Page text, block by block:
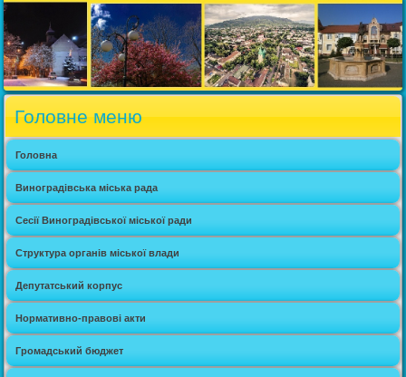
Головне меню
Головна
Виноградівська міська рада
Сесії Виноградівської міської ради
Структура органів міської влади
Депутатський корпус
Нормативно-правові акти
Громадський бюджет